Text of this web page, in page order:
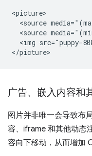
<picture>
<source
<source
<img src="puppy-
广告、嵌入内容和
图片并非唯一会导致布
容、iframe 和其他动态
容向下移动，从而增加